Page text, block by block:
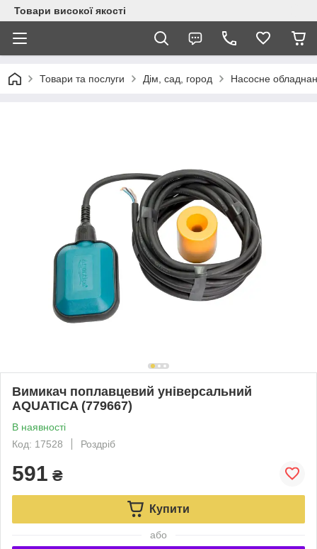
Товари високої якості
Товари та послуги Дім, сад, город Насосне
Вимикач поплавцевий універсальний
AQUATICA (779667)
В наявності
Код: 17528
Роздріб
591 ₴
Купити
або